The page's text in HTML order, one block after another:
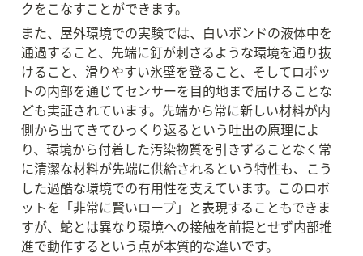
クをこなすことができます。
また、屋外環境での実験では、白いボンドの液体中を
通過すること、先端に釘が刺さるような環境を通り抜
けること、滑りやすい氷壁を登ること、そしてロボッ
トの内部を通じてセンサーを目的地まで届けることな
ども実証されています。先端から常に新しい材料が内
側から出てきてひっくり返るという吐出の原理によ
り、環境から付着した汚染物質を引きずることなく常
に清潔な材料が先端に供給されるという特性も、こう
した過酷な環境での有用性を支えています。このロボ
ットを「非常に賢いロープ」と表現することもできま
すが、蛇とは異なり環境への接触を前提とせず内部推
進で動作するという点が本質的な違いです。